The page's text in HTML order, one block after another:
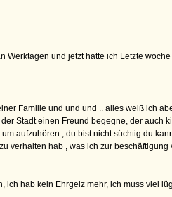
und jetzt hatte ich Letzte
Familie und und und .. alles weiß ich
Stadt einen Freund begegne, der auch
aufzuhören , du bist nicht süchtig du
verhalten hab , was ich zur beschäftigung
hab kein Ehrgeiz mehr, ich muss viel